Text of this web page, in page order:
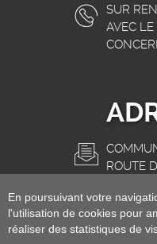
SUR
AVEC LE
ROUTE
En poursuivant votre
l'utilisation de cookies pour
réaliser des statistiques de